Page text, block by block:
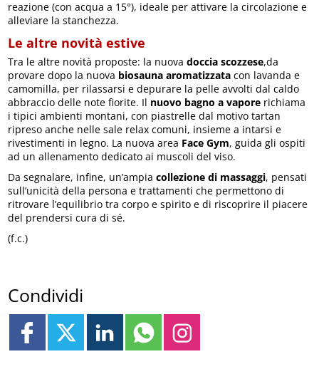
reazione (con acqua a 15°), ideale per attivare la circolazione e
alleviare la stanchezza.
Le altre novità estive
Tra le altre novità proposte: la nuovadoccia scozzese,da
provare dopo la nuova biosauna aromatizzata con lavanda e
camomilla, per rilassarsi e depurare la pelle avvolti dal caldo
abbraccio delle note fiorite. Il nuovo bagno a vapore richiama
i tipici ambienti montani, con piastrelle dal motivo tartan
ripreso anche nelle sale relax comuni, insieme a intarsi e
rivestimenti in legno. La nuova area Face Gym, guida gli ospiti
ad un allenamento dedicato ai muscoli del viso.
Da segnalare, infine, un’ampia collezione di massaggi, pensati
sull’unicità della persona e trattamenti che permettono di
ritrovare l’equilibrio tra corpo e spirito e di riscoprire il piacere
del prendersi cura di sé.
(f.c.)
Condividi